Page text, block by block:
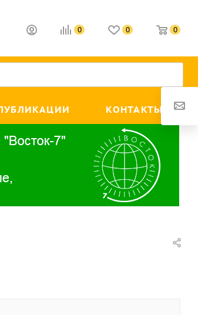
0 0 0
КОНТАКТЫ